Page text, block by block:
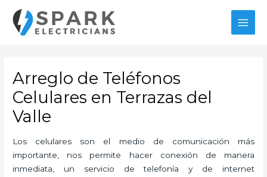
contenido
Arreglo de Teléfonos
Celulares en Terrazas del
Valle
Los celulares son el medio de comunicación más
importante, nos permite hacer conexión de manera
inmediata, un servicio de telefonía y de internet